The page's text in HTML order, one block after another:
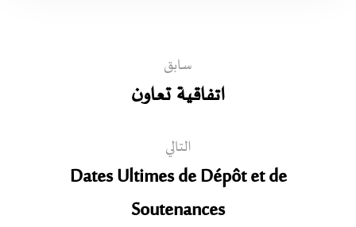
سابق
اتفاقية تعاون
التالي
Dates Ultimes de Dépôt et de
Soutenances